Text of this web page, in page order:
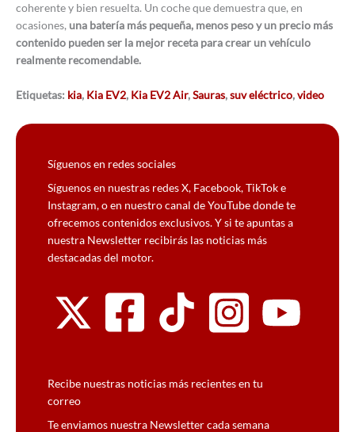
coherente y bien resuelta. Un coche que demuestra que, en
ocasiones, una batería más pequeña, menos peso y un precio más
contenido pueden ser la mejor receta para crear un vehículo
realmente recomendable.
Etiquetas: kia, Kia EV2, Kia EV2 Air,Sauras,suv eléctrico,video
Síguenos en redes sociales
Síguenos en nuestras redes X, Facebook, TikTok e
Instagram, o en nuestro canal de YouTube donde te
ofrecemos contenidos exclusivos. Y si te apuntas a
nuestra Newsletter recibirás las noticias más
destacadas del motor.
Recibe nuestras noticias más recientes en tu
correo
Te enviamos nuestra Newsletter cada semana